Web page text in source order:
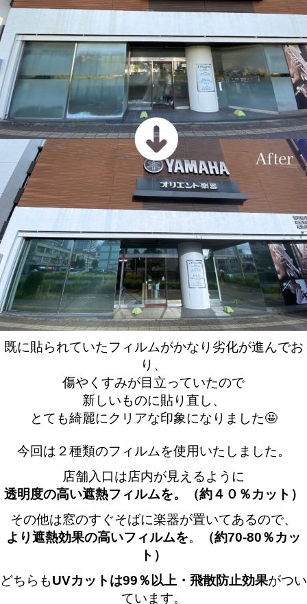
既に貼られていたフィルムがかなり劣化が進んでお
り、
傷やくすみが目立っていたので
新しいものに貼り直し、
とても綺麗にクリアな印象になりました🤩
今回は２種類のフィルムを使用いたしました。
店舗入口は店内が見えるように
透明度の高い遮熱フィルムを。（約４０％カット）
その他は窓のすぐそばに楽器が置いてあるので、
より遮熱効果の高いフィルムを。
（約70-80％カッ
ト）
どちらもUVカットは99％以上・飛散防止効果がつい
ています。